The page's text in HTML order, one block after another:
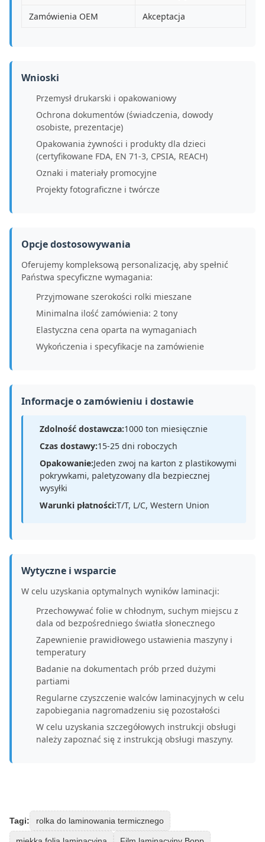
Zamówienia OEM
Akceptacja
Wnioski
Przemysł drukarski i opakowaniowy
Ochrona dokumentów (świadczenia, dowody
osobiste, prezentacje)
Opakowania żywności i produkty dla dzieci
(certyfikowane FDA, EN 71-3, CPSIA, REACH)
Oznaki i materiały promocyjne
Projekty fotograficzne i twórcze
Opcje dostosowywania
Oferujemy kompleksową personalizację, aby spełnić
Państwa specyficzne wymagania:
Przyjmowane szerokości rolki mieszane
Minimalna ilość zamówienia: 2 tony
Elastyczna cena oparta na wymaganiach
Wykończenia i specyfikacje na zamówienie
Informacje o zamówieniu i dostawie
Zdolność dostawcza:1000 ton miesięcznie
Czas dostawy:15-25 dni roboczych
Opakowanie:Jeden zwoj na karton z plastikowymi
pokrywkami, paletyzowany dla bezpiecznej
wysyłki
Warunki płatności:T/T, L/C, Western Union
Wytyczne i wsparcie
W celu uzyskania optymalnych wyników laminacji:
Przechowywać folie w chłodnym, suchym miejscu z
dala od bezpośredniego światła słonecznego
Zapewnienie prawidłowego ustawienia maszyny i
temperatury
Badanie na dokumentach prób przed dużymi
partiami
Regularne czyszczenie walców laminacyjnych w celu
zapobiegania nagromadzeniu się pozostałości
W celu uzyskania szczegółowych instrukcji obsługi
należy zapoznać się z instrukcją obsługi maszyny.
Tagi: rolka do laminowania termicznego